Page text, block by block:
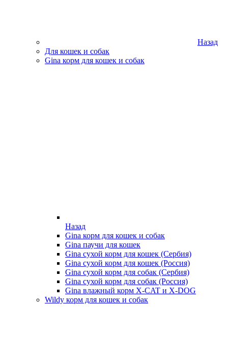
Назад
Для кошек и собак
Gina корм для кошек и собак
Назад
Gina корм для кошек и собак
Gina паучи для кошек
Gina сухой корм для кошек (Сербия)
Gina сухой корм для кошек (Россия)
Gina сухой корм для собак (Сербия)
Gina сухой корм для собак (Россия)
Gina влажный корм X-CAT и X-DOG
Wildy корм для кошек и собак